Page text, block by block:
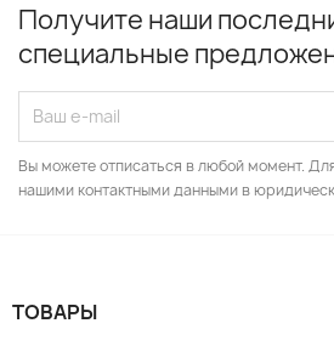
Получите наши
специальные
Вы можете отписаться в любой момент.
нашими контактными данными в
ТОВАРЫ